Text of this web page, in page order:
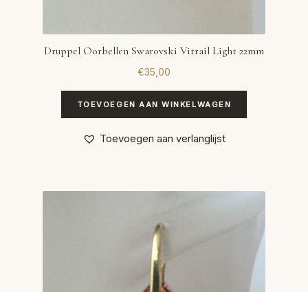
Druppel Oorbellen Swarovski Vitrail Light 22mm
€35,00
TOEVOEGEN AAN WINKELWAGEN
Toevoegen aan verlanglijst